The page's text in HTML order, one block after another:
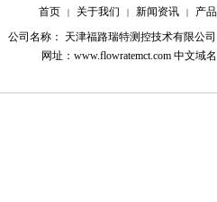
首页 | 关于我们 | 新闻资讯 |
产
公司名称： 天津福路瑞特测控技术有限公
网址：www.flowratemct.com 中文域